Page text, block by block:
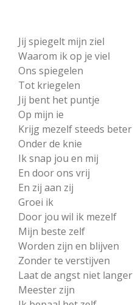
Jij spiegelt mijn ziel
Waarom ik op je viel
Ons spiegelen
Tot kriegelen
Jij bent het puntje
Op mijn ie
Krijg mezelf steeds beter
Onder de knie
Ik snap jou en mij
En door ons vrij
En zij aan zij
Groei ik
Door jou wil ik mezelf
Mijn beste zelf
Worden zijn en blijven
Zonder te verstijven
Laat de angst niet langer
Meester zijn